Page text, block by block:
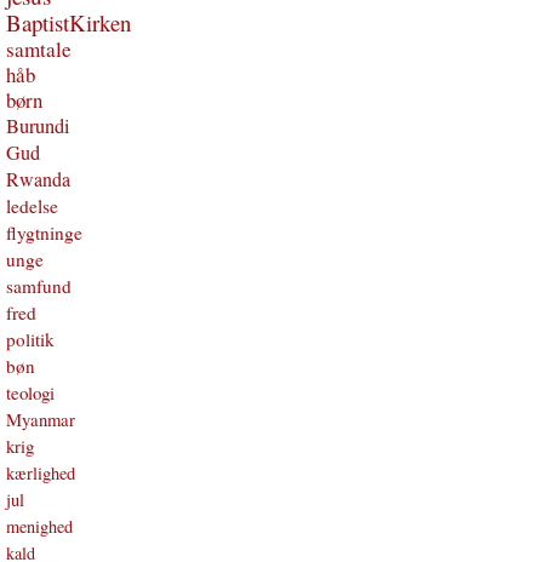
BaptistKirken
samtale
håb
børn
Burundi
Gud
Rwanda
ledelse
flygtninge
unge
samfund
fred
politik
bøn
teologi
Myanmar
krig
kærlighed
jul
menighed
kald